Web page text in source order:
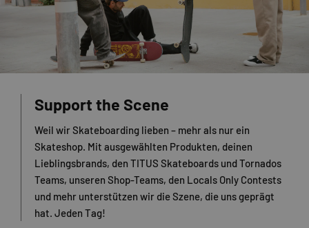
Support the Scene
Weil wir Skateboarding lieben – mehr als nur ein
Skateshop. Mit ausgewählten Produkten, deinen
Lieblingsbrands, den TITUS Skateboards und Tornados
Teams, unseren Shop-Teams, den Locals Only Contests
und mehr unterstützen wir die Szene, die uns geprägt
hat. Jeden Tag!